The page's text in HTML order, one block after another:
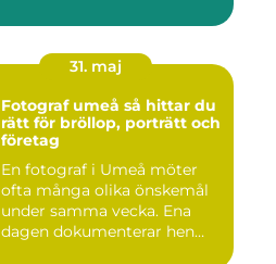
31. maj
Fotograf umeå så hittar du
rätt för bröllop, porträtt och
företag
En fotograf i Umeå möter
ofta många olika önskemål
under samma vecka. Ena
dagen dokumenterar hen